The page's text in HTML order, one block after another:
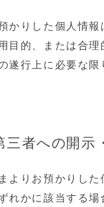
かりした個人情報
目的、または合理
遂行上に必要な限
三者への開示
よりお預かりした
れかに該当する